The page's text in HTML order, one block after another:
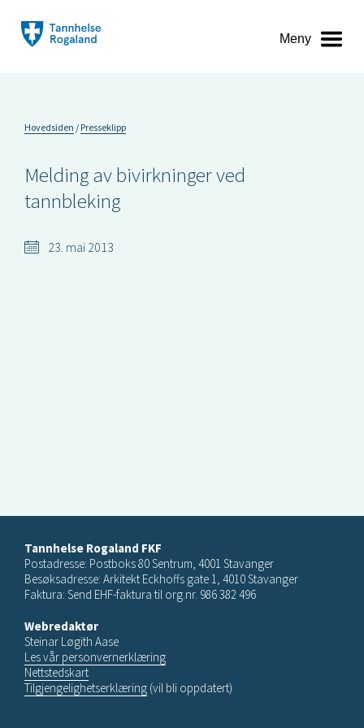
Meny
Hovedsiden Presseklipp
Melding av bivirkninger ved
tannbleking
23. mai 2013
Tannhelse Rogaland FKF
Postadresse: Postboks 80 Sentrum, 4001 Stavanger
Besøksadresse: Arkitekt Eckhoffs gate 1, 4010 Stavanger
Faktura: Send EHF-faktura til org.nr. 986 382 496
Webredaktør
Steinar Løgith Aase
Les vår personvernerklæring
Nettstedskart
Tilgjengelighetserklæring (vil bli oppdatert)